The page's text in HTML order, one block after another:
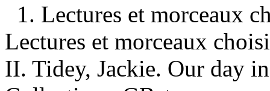
1. Lectures et morceaux
Lectures et morceaux
II. Tidey, Jackie. Our day